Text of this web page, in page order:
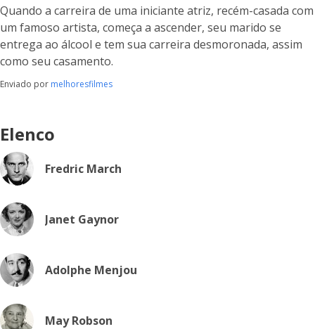
Quando a carreira de uma iniciante atriz, recém-casada com
um famoso artista, começa a ascender, seu marido se
entrega ao álcool e tem sua carreira desmoronada, assim
como seu casamento.
Enviado por melhoresfilmes
Elenco
Fredric March
Janet Gaynor
Adolphe Menjou
May Robson